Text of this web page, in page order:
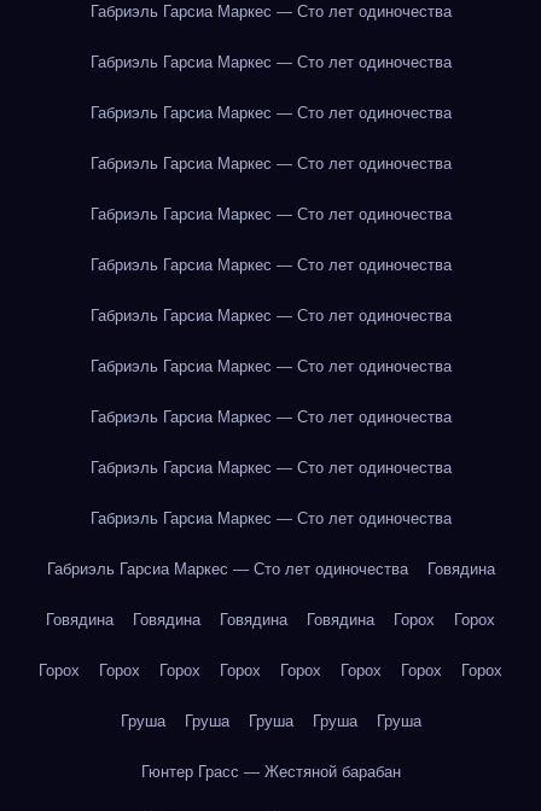
Габриэль Гарсиа Маркес — Сто лет одиночества
Габриэль Гарсиа Маркес — Сто лет одиночества
Габриэль Гарсиа Маркес — Сто лет одиночества
Габриэль Гарсиа Маркес — Сто лет одиночества
Габриэль Гарсиа Маркес — Сто лет одиночества
Габриэль Гарсиа Маркес — Сто лет одиночества
Габриэль Гарсиа Маркес — Сто лет одиночества
Габриэль Гарсиа Маркес — Сто лет одиночества
Габриэль Гарсиа Маркес — Сто лет одиночества
Габриэль Гарсиа Маркес — Сто лет одиночества
Габриэль Гарсиа Маркес — Сто лет одиночества
Габриэль Гарсиа Маркес — Сто лет одиночества Говядина
Говядина Говядина Говядина Говядина Горох Горох
Горох Горох Горох Горох Горох Горох Горох Горох
Груша Груша Груша Груша Груша
Гюнтер Грасс — Жестяной барабан